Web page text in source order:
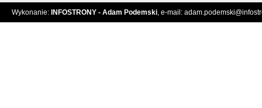
Wykonanie: INFOSTRONY - Adam Podemski, e-mail: